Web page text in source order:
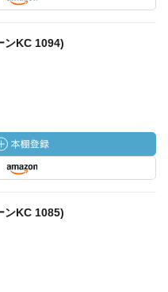
ンKC 1094)
ンKC 1085)